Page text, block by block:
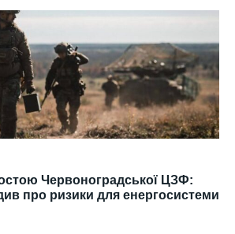
Червоноградської ЦЗФ:
про ризики для енергосистеми